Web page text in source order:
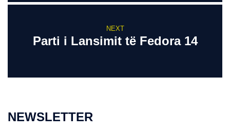
NEXT
Parti i Lansimit të Fedora 14
NEWSLETTER